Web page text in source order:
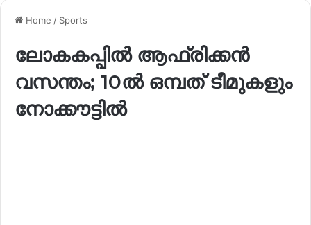
Home / Sports
ലോകകപ്പിൽ ആഫ്രിക്കൻ
വസന്തം; 10ൽ ഒമ്പത് ടീമുകളും
നോക്കൗട്ടിൽ